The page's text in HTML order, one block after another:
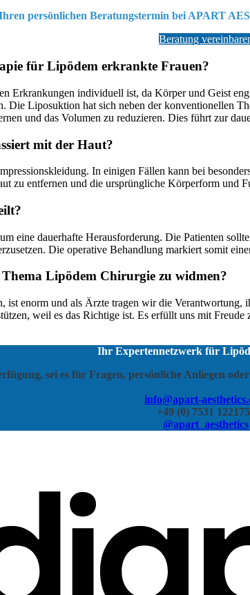
persönlichen Beratungstermin bei APART
Beratung
für Lipödem erkrankte Frauen?
Erkrankungen individuell ist, da Körper und Geist
Die Liposuktion hat sich neben der konventionellen
und das Volumen zu reduzieren. Dies führt zur
mit der Haut?
In einigen Fällen kann bei
zu entfernen und die ursprüngliche Körperform und
eine dauerhafte Herausforderung. Die Patienten
Die operative Behandlung markiert somit
Thema Lipödem Chirurgie zu widmen?
enorm und als Ärzte tragen wir die
weil es das Richtige ist. Es erfüllt uns mit
Ihr Expertennetzwerk für
sei es für Fragen, persönliche Anliegen
info@apart-
+49 (0) 7531
@apart_aesthetics